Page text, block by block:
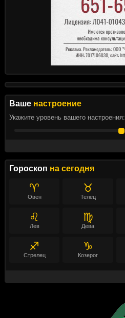
Ваше настроение
Укажите уровень вашего настроения:
Гороскоп на сегодня
♈
Овен
♉
Телец
♌
Лев
♍
Дева
♐
Стрелец
♑
Козерог